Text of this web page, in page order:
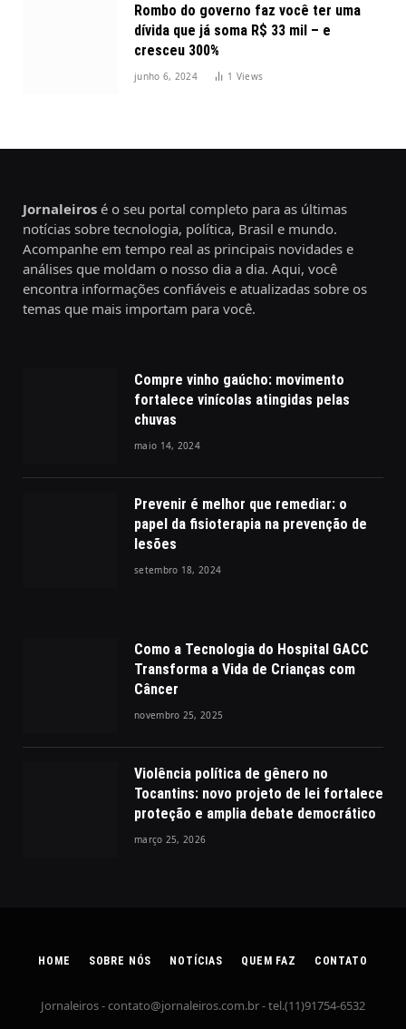
Rombo do governo faz você ter uma
dívida que já soma R$ 33 mil – e
cresceu 300%
junho 6, 2024 1 Views
Jornaleiros é o seu portal completo para as últimas
notícias sobre tecnologia, política, Brasil e mundo.
Acompanhe em tempo real as principais novidades e
análises que moldam o nosso dia a dia. Aqui, você
encontra informações confiáveis e atualizadas sobre os
temas que mais importam para você.
Compre vinho gaúcho: movimento
fortalece vinícolas atingidas pelas
chuvas
maio 14, 2024
Prevenir é melhor que remediar: o
papel da fisioterapia na prevenção de
lesões
setembro 18, 2024
Como a Tecnologia do Hospital GACC
Transforma a Vida de Crianças com
Câncer
novembro 25, 2025
Violência política de gênero no
Tocantins: novo projeto de lei fortalece
proteção e amplia debate democrático
março 25, 2026
HOME SOBRE NÓS NOTÍCIAS QUEM FAZ CONTATO
Jornaleiros -contato@jornaleiros.com.br- tel.(11)91754-6532